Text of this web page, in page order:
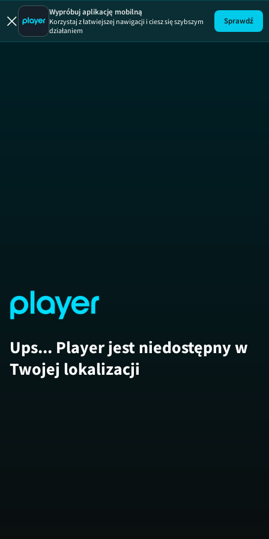
Wypróbuj aplikację mobilną
Korzystaj z łatwiejszej nawigacji i ciesz się szybszym
działaniem
Sprawdź
Ups... Player jest niedostępny w
Twojej lokalizacji